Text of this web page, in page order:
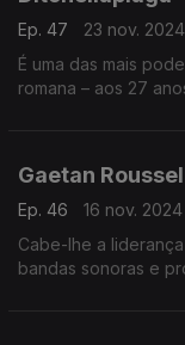
Ep. 47
23 nov. 2024
É uma das mais
romana – aos 27
Gaetan Roussel
Ep. 46
16 nov. 2024
Cabe-lhe a
bandas sonoras e